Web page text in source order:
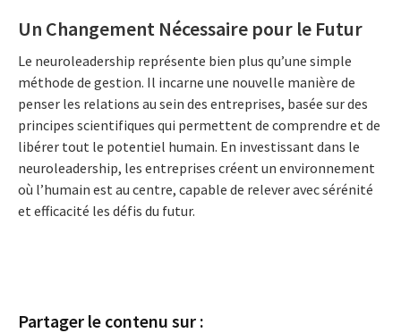
Un Changement Nécessaire pour le Futur
Le neuroleadership représente bien plus qu’une simple
méthode de gestion. Il incarne une nouvelle manière de
penser les relations au sein des entreprises, basée sur des
principes scientifiques qui permettent de comprendre et de
libérer tout le potentiel humain. En investissant dans le
neuroleadership, les entreprises créent un environnement
où l’humain est au centre, capable de relever avec sérénité
et efficacité les défis du futur.
Partager le contenu sur :